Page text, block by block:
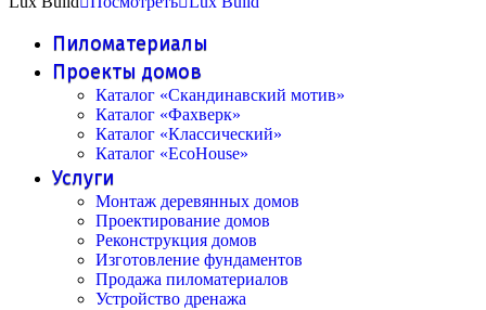
Пиломатериалы
Проекты домов
Каталог «Скандинавский мотив»
Каталог «Фахверк»
Каталог «Классический»
Каталог «EcoHouse»
Услуги
Монтаж деревянных домов
Проектирование домов
Реконструкция домов
Изготовление фундаментов
Продажа пиломатериалов
Устройство дренажа